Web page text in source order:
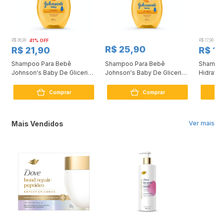
R$ 36,90 41% OFF
R$ 21,90
Shampoo Para Bebê
Johnson's Baby De Glicerina,
Comprar
R$ 25,90
Shampoo Para Bebê
Johnson's Baby De Glicerina
Comprar
R$ 17,90
R$
Ver mais
Mais Vendidos